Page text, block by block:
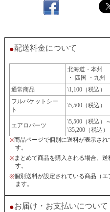
●配送料金について
北海道・本州
・ 四国 ・九州
通常商品 \1,100（税込）
フルバケットシー
ト
\5,500（税込）
エアロパーツ
\5,500（税込）～
\35,200（税込）
※商品ページで個別に送料が表示さ
す。
※まとめて商品を購入される場合、
す。
※個別送料が設定されている商品（
ます。
●お届け・お支払いについて